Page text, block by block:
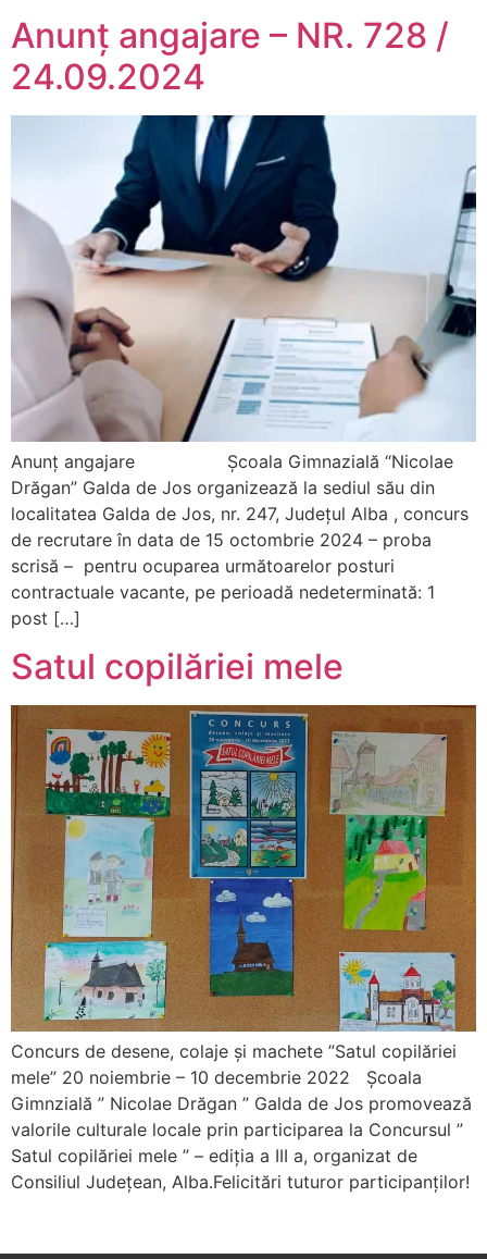
Anunț angajare – NR. 728 /
24.09.2024
Anunț angajare Școala Gimnazială “Nicolae
Drăgan” Galda de Jos organizează la sediul său din
localitatea Galda de Jos, nr. 247, Judeţul Alba , concurs
de recrutare în data de 15 octombrie 2024 – proba
scrisă – pentru ocuparea următoarelor posturi
contractuale vacante, pe perioadă nedeterminată: 1
post […]
Satul copilăriei mele
Concurs de desene, colaje și machete ”Satul copilăriei
mele” 20 noiembrie – 10 decembrie 2022 Școala
Gimnzială ” Nicolae Drăgan ” Galda de Jos promovează
valorile culturale locale prin participarea la Concursul ”
Satul copilăriei mele ” – ediția a III a, organizat de
Consiliul Județean, Alba.Felicitări tuturor participanților!